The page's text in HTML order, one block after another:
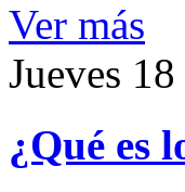
Ver más
Jueves
¿Qué es